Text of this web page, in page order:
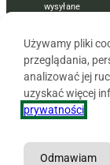
wysyłane
Używamy pliki
przeglądania,
analizować jej
uzyskać więcej
prywatności
Odmawiam